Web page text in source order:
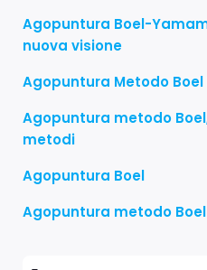
Agopuntura Boel-
nuova visione
Agopuntura Metodo
Agopuntura metodo
metodi
Agopuntura Boel
Agopuntura metodo Boel